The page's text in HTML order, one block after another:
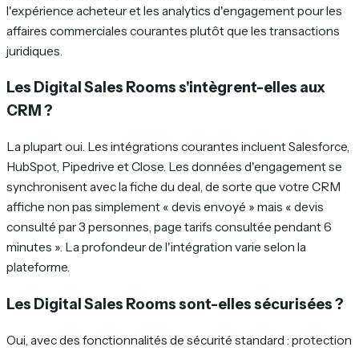
l'expérience acheteur et les analytics d'engagement pour les
affaires commerciales courantes plutôt que les transactions
juridiques.
Les Digital Sales Rooms s'intègrent-elles aux
CRM ?
La plupart oui. Les intégrations courantes incluent Salesforce,
HubSpot, Pipedrive et Close. Les données d'engagement se
synchronisent avec la fiche du deal, de sorte que votre CRM
affiche non pas simplement « devis envoyé » mais « devis
consulté par 3 personnes, page tarifs consultée pendant 6
minutes ». La profondeur de l'intégration varie selon la
plateforme.
Les Digital Sales Rooms sont-elles sécurisées ?
Oui, avec des fonctionnalités de sécurité standard : protection